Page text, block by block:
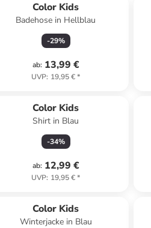
Color Kids
Badehose in Hellblau
-29%
ab: 13,99 €
UVP: 19,95 €*
Color Kids
Shirt in Blau
-34%
ab: 12,99 €
UVP: 19,95 €*
Color Kids
Winterjacke in Blau